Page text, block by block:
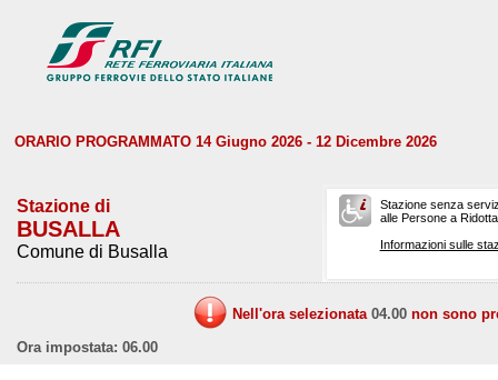
ORARIO PROGRAMMATO 14 Giugno 2026 - 12 Dicembre 2026
Stazione di
BUSALLA
Comune di Busalla
Stazione senza
alle Persone a
Informazioni sulle
Nell'ora selezionata 04.00 non sono
Ora impostata: 06.00